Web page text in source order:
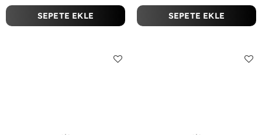
SEPETE EKLE SEPETE EKLE